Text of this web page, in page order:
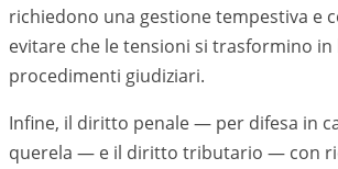
richiedono una gestione tempestiva e
evitare che le tensioni si trasformino in
procedimenti giudiziari.
Infine, il diritto penale — per difesa in
querela — e il diritto tributario — con